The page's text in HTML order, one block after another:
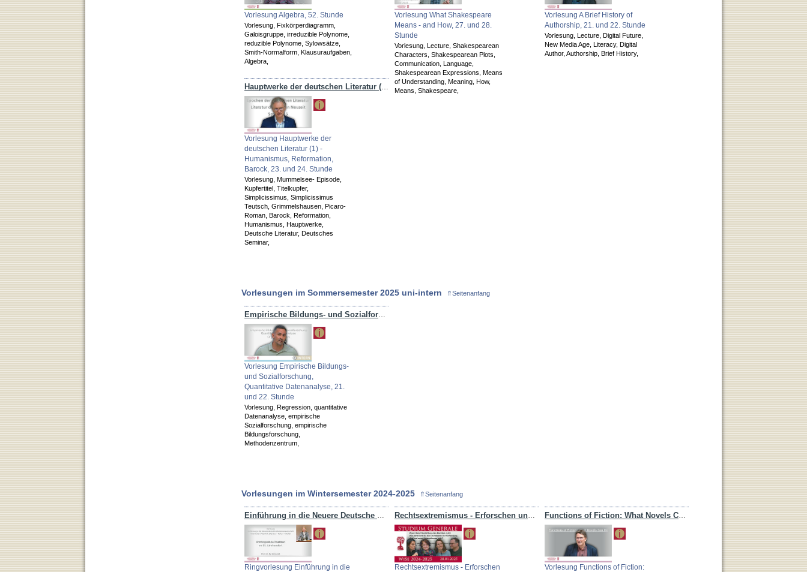
Vorlesung Algebra, 52. Stunde
Vorlesung, Fixkörperdiagramm,
Galoisgruppe, irreduzible Polynome,
reduzible Polynome, Sylowsätze,
Smith-Normalform, Klausuraufgaben,
Algebra,
Vorlesung Hauptwerke der
deutschen Literatur (1) -
Humanismus, Reformation,
Barock, 23. und 24. Stunde
Vorlesung, Mummelsee- Episode,
Kupfertitel, Titelkupfer,
Simplicissimus, Simplicissimus
Teutsch, Grimmelshausen, Picaro-
Roman, Barock, Reformation,
Humanismus, Hauptwerke,
Deutsche Literatur, Deutsches
Seminar,
Vorlesung What Shakespeare
Means - and How, 27. und 28.
Stunde
Vorlesung, Lecture, Shakespearean
Characters, Shakespearean Plots,
Communication, Language,
Shakespearean Expressions, Means
of Understanding, Meaning, How,
Means, Shakespeare,
Vorlesung A Brief History of
Authorship, 21. und 22. Stunde
Vorlesung, Lecture, Digital Future,
New Media Age, Literacy, Digital
Author, Authorship, Brief History,
Vorlesungen im Sommersemester 2025 uni-intern ⇑Seitenanfang
Vorlesung Empirische Bildungs-
und Sozialforschung,
Quantitative Datenanalyse, 21.
und 22. Stunde
Vorlesung, Regression, quantitative
Datenanalyse, empirische
Sozialforschung, empirische
Bildungsforschung,
Methodenzentrum,
Vorlesungen im Wintersemester 2024-2025 ⇑Seitenanfang
Ringvorlesung Einführung in die
Rechtsextremismus - Erforschen
Vorlesung Functions of Fiction: